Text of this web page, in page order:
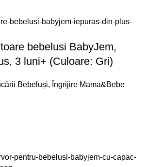
bebelusi BabyJem,
3 luni+ (Culoare: Gri)
Bebeluși, Îngrijire Mama&Bebe